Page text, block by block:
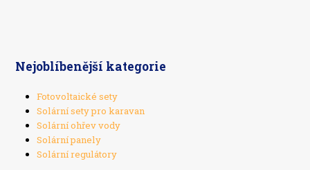
Nejoblíbenější kategorie
Fotovoltaické sety
Solární sety pro karavan
Solární ohřev vody
Solární panely
Solární regulátory